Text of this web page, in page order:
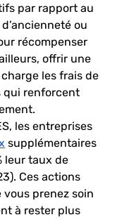
par rapport au
ou
récompenser
offrir une
les frais de
qui renforcent
les entreprises
supplémentaires
leur taux de
Ces actions
prenez soin
à rester plus